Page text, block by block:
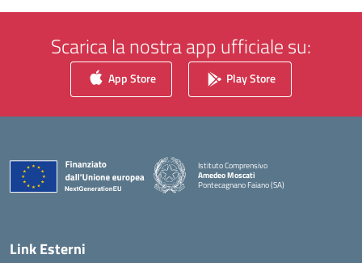
Scarica la nostra app ufficiale su:
App Store Play Store
Istituto Comprensivo
Amedeo Moscati
Pontecagnano Faiano (SA)
— Visita la pagina iniziale della scuola
Link Esterni